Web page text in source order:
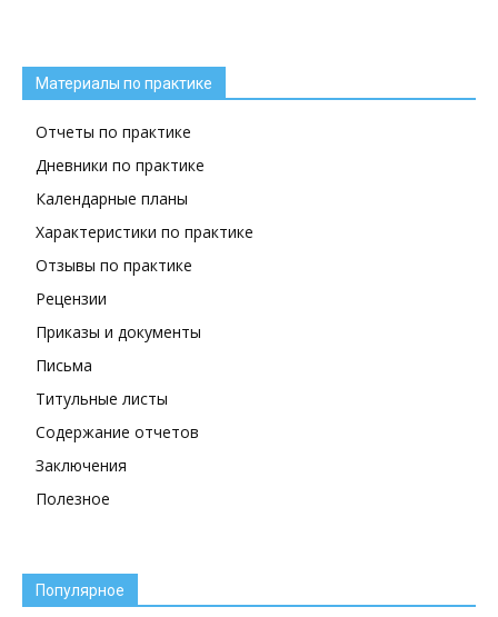
Материалы по практике
Отчеты по практике
Дневники по практике
Календарные планы
Характеристики по практике
Отзывы по практике
Рецензии
Приказы и документы
Письма
Титульные листы
Содержание отчетов
Заключения
Полезное
Популярное